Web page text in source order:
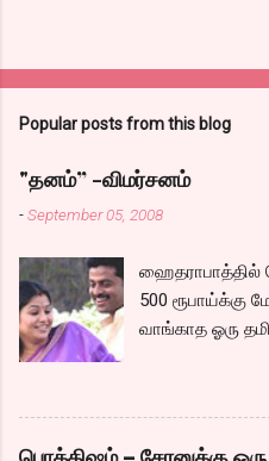
Popular posts from this blog
"தனம்” -விமர்சனம்
-September 05, 2008
ஹைதராபாத்தில்
500
வாங்காத ஓரு
அமைந்தது?
தன்னுடய